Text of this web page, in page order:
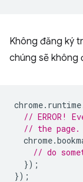
Không đăng ký
chúng sẽ không
chrome. runtime
// ERROR!
// the page.
chrome.
// do
});
});